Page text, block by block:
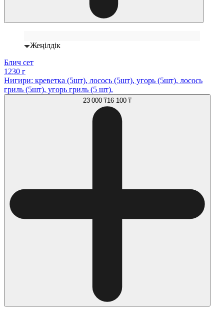
Жеңілдік
Блич сет
1230 г
Нигири: креветка (5шт), лосось (5шт), угорь (5шт), лосось
гриль (5шт), угорь гриль (5 шт).
23 000 ₸16 100 ₸